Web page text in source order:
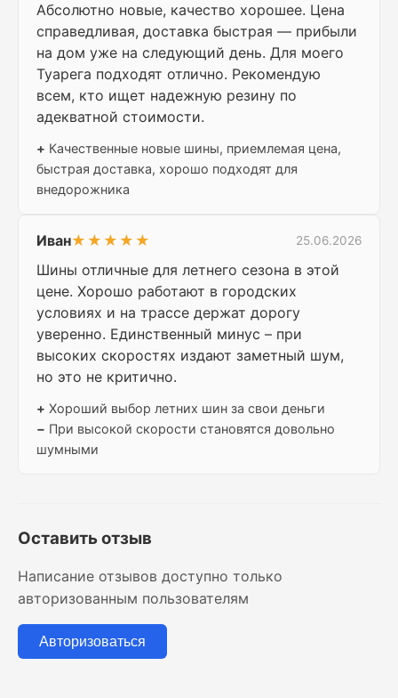
Абсолютно новые, качество хорошее. Цена
справедливая, доставка быстрая — прибыли
на дом уже на следующий день. Для моего
Туарега подходят отлично. Рекомендую
всем, кто ищет надежную резину по
адекватной стоимости.
+ Качественные новые шины, приемлемая цена,
быстрая доставка, хорошо подходят для
внедорожника
Иван★★★★★ 25.06.2026
Шины отличные для летнего сезона в этой
цене. Хорошо работают в городских
условиях и на трассе держат дорогу
уверенно. Единственный минус – при
высоких скоростях издают заметный шум,
но это не критично.
+ Хороший выбор летних шин за свои деньги
− При высокой скорости становятся довольно
шумными
Оставить отзыв
Написание отзывов доступно только
авторизованным пользователям
Авторизоваться